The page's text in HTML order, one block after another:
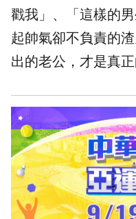
戳我」、「這樣的
起帥氣卻不負責的
出的老公，才是真正